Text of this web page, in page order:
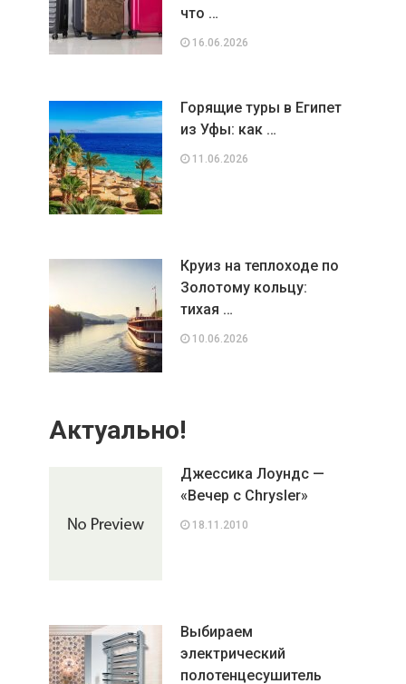
что …
16.06.2026
Горящие туры в Египет
из Уфы: как …
11.06.2026
Круиз на теплоходе по
Золотому кольцу:
тихая …
10.06.2026
Актуально!
Джессика Лоундс —
«Вечер с Chrysler»
18.11.2010
Выбираем
электрический
полотенцесушитель